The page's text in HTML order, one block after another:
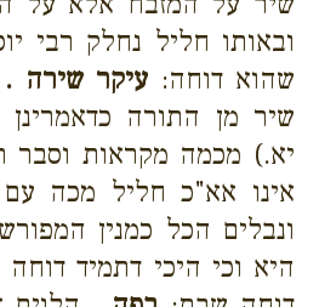
ובאותו חליל נחלק רבי
שהוא דוחה: עיקר שירה .
שיר מן התורה
יא.) מכמה מקראות וסבר
אינו אא"כ חליל מכה עם
ונבלים הכל כמנין
היא וכי היכי דתמיד